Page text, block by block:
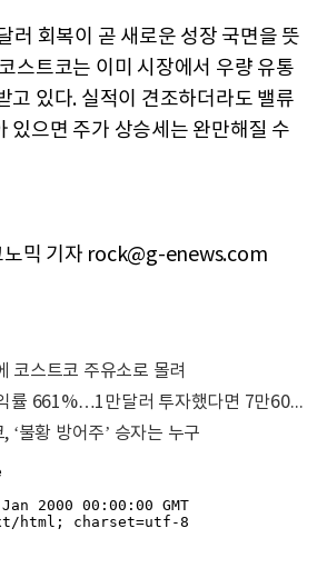
러 회복이 곧 새로운 성장 국면을 뜻
스트코는 이미 시장에서 우량 유통
고 있다. 실적이 견조하더라도 밸류
있으면 주가 상승세는 완만해질 수
노믹 기자 rock@g-enews.com
코스트코 주유소로 몰려
코스트코, 10년 수익률 661%…1만달러 투자했다면 7만6000달러
‘불황 방어주’ 승자는 누구